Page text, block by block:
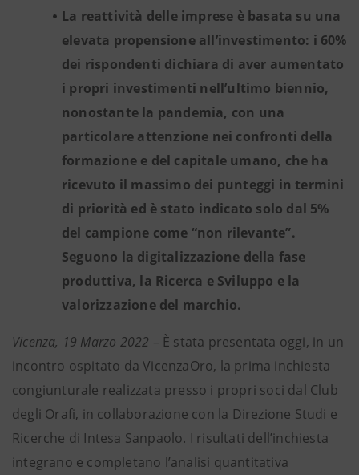
La reattività delle imprese è basata su una
elevata propensione all’investimento: i 60%
dei rispondenti dichiara di aver aumentato
i propri investimenti nell’ultimo biennio,
nonostante la pandemia, con una
particolare attenzione nei confronti della
formazione e del capitale umano, che ha
ricevuto il massimo dei punteggi in termini
di priorità ed è stato indicato solo dal 5%
del campione come “non rilevante”.
Seguono la digitalizzazione della fase
produttiva, la Ricerca e Sviluppo e la
valorizzazione del marchio.
Vicenza, 19 Marzo 2022 – È stata presentata oggi, in un
incontro ospitato da VicenzaOro, la prima inchiesta
congiunturale realizzata presso i propri soci dal Club
degli Orafi, in collaborazione con la Direzione Studi e
Ricerche di Intesa Sanpaolo. I risultati dell’inchiesta
integrano e completano l’analisi quantitativa